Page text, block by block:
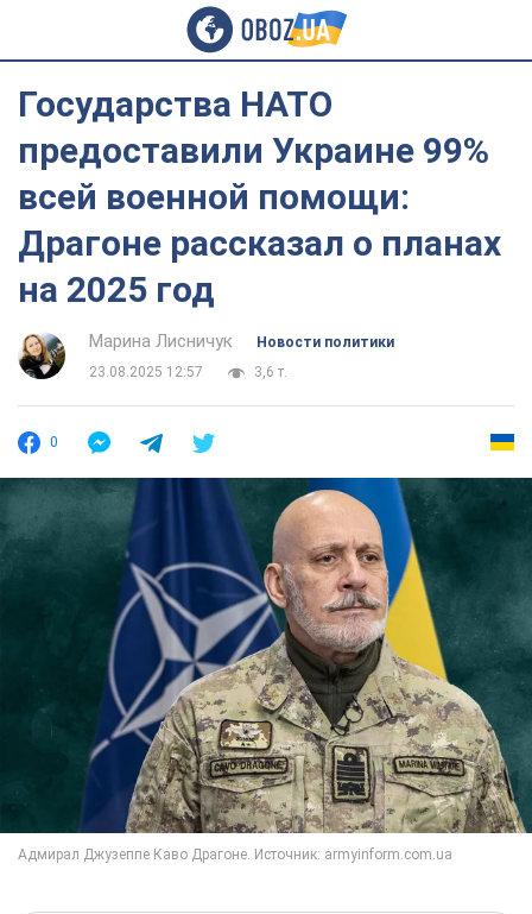
Государства НАТО
предоставили Украине 99%
всей военной помощи:
Драгоне рассказал о планах
на 2025 год
Марина Лисничук
Новости политики
23.08.2025 12:57
3,6 т.
0